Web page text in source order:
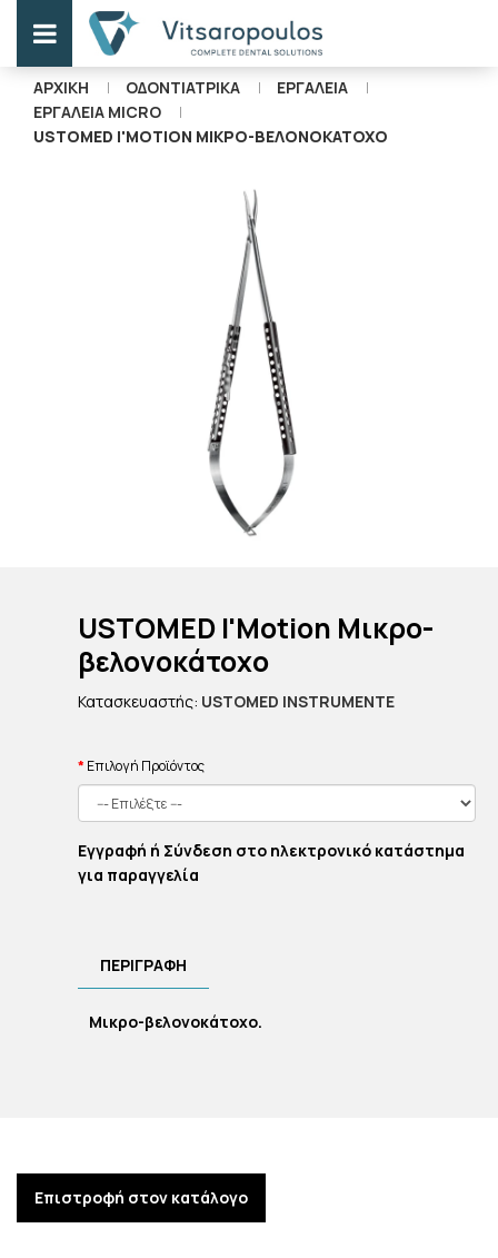
ΑΡΧΙΚΗ ΟΔΟΝΤΙΑΤΡΙΚΑ
ΕΡΓΑΛΕΙΑ
ΕΡΓΑΛΕΙΑ MICRO
USTOMED I'MOTION ΜΙΚΡΟ-ΒΕΛΟΝΟΚΑΤΟΧΟ
USTOMED I'Motion Μικρο-
βελονοκάτοχο
Κατασκευαστής: USTOMED INSTRUMENTE
Επιλογή Προϊόντος
Εγγραφή ή Σύνδεση στο ηλεκτρονικό κατάστημα
για παραγγελία
ΠΕΡΙΓΡΑΦΗ
Μικρο-βελονοκάτοχο.
Επιστροφή στον κατάλογο